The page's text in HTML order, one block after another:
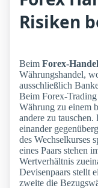
Risiken
Beim Forex-Handel
Währungshandel,
ausschließlich
Beim Forex-
Währung zu einem
andere zu
einander
des Wechselkurses
eines Paars stehen
Wertverhältnis
Devisenpaars stellt
zweite die